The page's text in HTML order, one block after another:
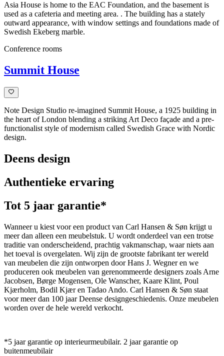
Asia House is home to the EAC Foundation, and the basement is
used as a cafeteria and meeting area. . The building has a stately
outward appearance, with window settings and foundations made of
Swedish Ekeberg marble.
Conference rooms
Summit House
Note Design Studio re-imagined Summit House, a 1925 building in
the heart of London blending a striking Art Deco façade and a pre-
functionalist style of modernism called Swedish Grace with Nordic
design.
Deens design
Authentieke ervaring
Tot 5 jaar garantie*
Wanneer u kiest voor een product van Carl Hansen & Søn krijgt u
meer dan alleen een meubelstuk. U wordt onderdeel van een trotse
traditie van onderscheidend, prachtig vakmanschap, waar niets aan
het toeval is overgelaten. Wij zijn de grootste fabrikant ter wereld
van meubelen die zijn ontworpen door Hans J. Wegner en we
produceren ook meubelen van gerenommeerde designers zoals Arne
Jacobsen, Børge Mogensen, Ole Wanscher, Kaare Klint, Poul
Kjærholm, Bodil Kjær en Tadao Ando. Carl Hansen & Søn staat
voor meer dan 100 jaar Deense designgeschiedenis. Onze meubelen
worden over de hele wereld verkocht.
*5 jaar garantie op interieurmeubilair. 2 jaar garantie op
buitenmeubilair